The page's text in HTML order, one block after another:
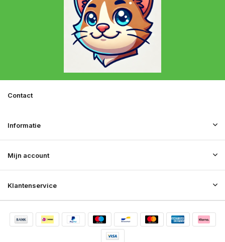
Klantenservice
Mijn account
Informatie
Contact